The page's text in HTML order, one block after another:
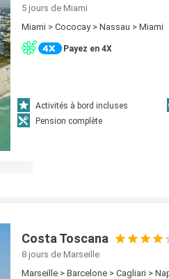
5 jours de Miami
Miami > Cococay > Nassau > Miami
Payez en 4X
Activités à bord incluses
Pension complète
Costa Toscana
8 jours de Marseille
Marseille > Barcelone > Cagliari >